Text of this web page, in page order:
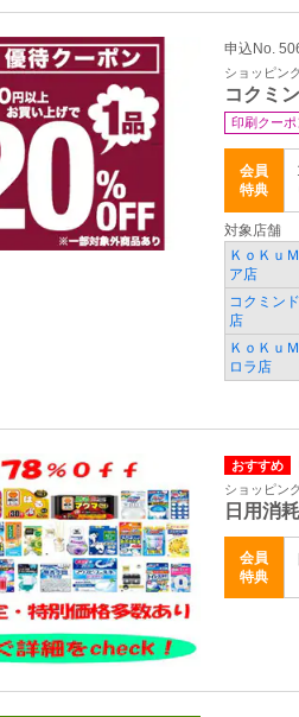
申込No.
ショッピン
コクミ
印刷クーポ
会員
特典
対象店舗
ＫｏＫｕ
ア店
コクミン
店
ＫｏＫｕ
ロラ店
おすすめ
ショッピン
日用消
会員
特典